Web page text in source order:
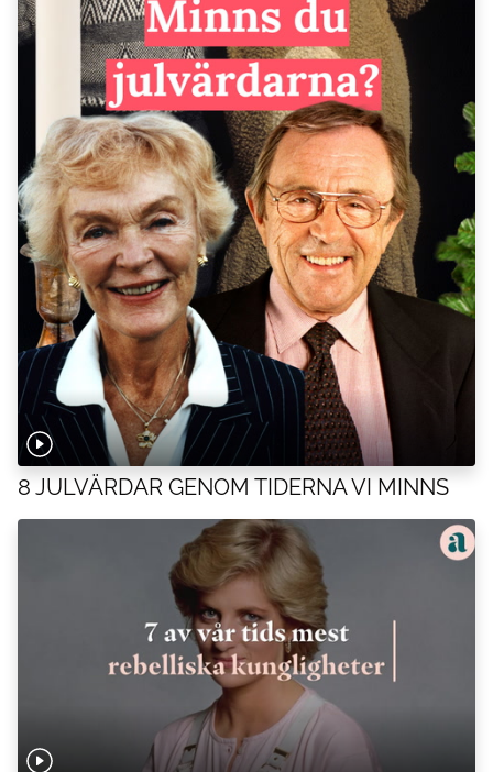
8 JULVÄRDAR GENOM TIDERNA VI MINNS